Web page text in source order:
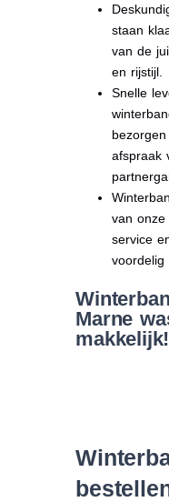
staan
van de
en rijstijl.
Snelle
afspraak
van onze
service
voordelig
Marne
makkelijk!